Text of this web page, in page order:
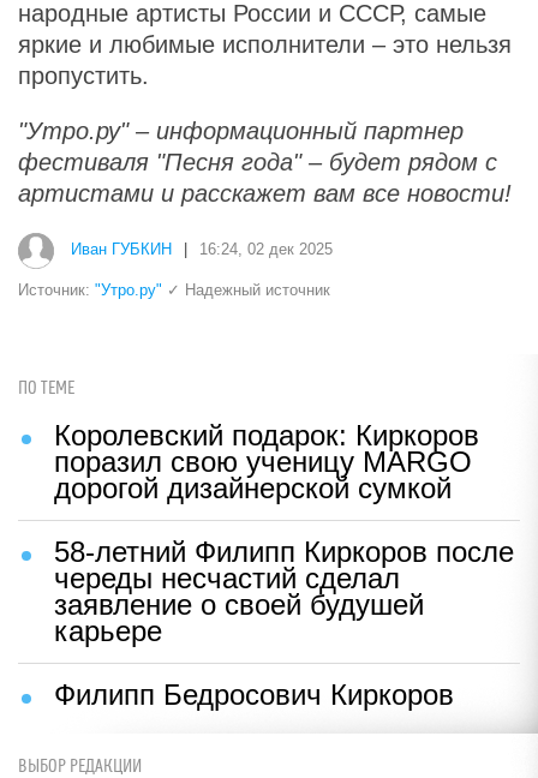
народные артисты России и СССР, самые
яркие и любимые исполнители – это нельзя
пропустить.
"Утро.ру" – информационный партнер
фестиваля "Песня года" – будет рядом с
артистами и расскажет вам все новости!
Иван ГУБКИН 16:24, 02 дек 2025
Источник: "Утро.ру" ✓ Надежный источник
ПО ТЕМЕ
Королевский подарок: Киркоров
поразил cвою ученицу MARGO
дорогой дизайнерской сумкой
58-летний Филипп Киркоров после
череды несчастий сделал
заявление о своей будушей
карьере
Филипп Бедросович Киркоров
ВЫБОР РЕДАКЦИИ